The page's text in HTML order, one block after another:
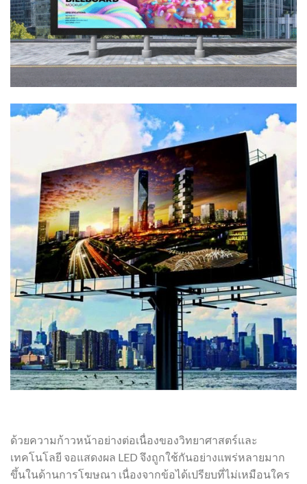
ด้วยความก้าวหน้าอย่างต่อเนื่องของวิทยาศาสตร์และ
เทคโนโลยี จอแสดงผล LED จึงถูกใช้กันอย่างแพร่หลายมาก
ขึ้นในด้านการโฆษณา เนื่องจากข้อได้เปรียบที่ไม่เหมือนใคร